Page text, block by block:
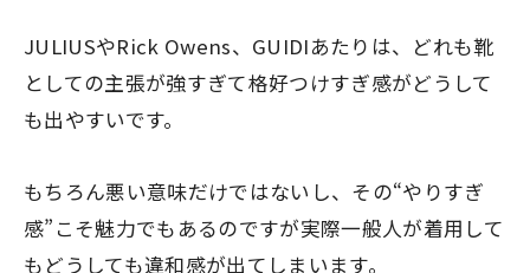
JULIUSやRick Owens、GUIDIあたりは、どれも靴
としての主張が強すぎて格好つけすぎ感がどうして
も出やすいです。
もちろん悪い意味だけではないし、その“やりすぎ
感”こそ魅力でもあるのですが実際一般人が着用して
もどうしても違和感が出てしまいます。